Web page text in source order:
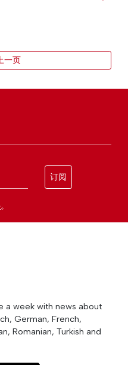
一页
订阅
。
a week with news about
German, French,
Romanian, Turkish and